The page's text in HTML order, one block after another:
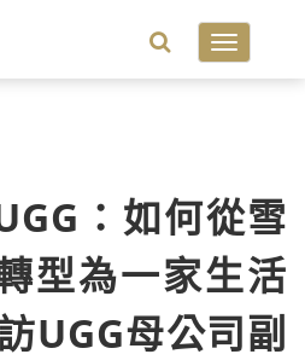
Toggle
：如何從雪
型為一家生活
UGG母公司副